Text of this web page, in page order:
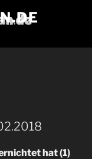
hat (1)